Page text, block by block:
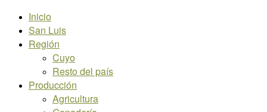
Inicio
San Luis
Región
Cuyo
Resto del país
Producción
Agricultura